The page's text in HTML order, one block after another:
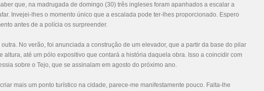
que, na madrugada de domingo (30) três ingleses foram apanhados a escalar a
Invejei-lhes o momento único que a escalada pode ter-lhes proporcionado. Espero
antes de a polícia os surpreender.
No verão, foi anunciada a construção de um elevador, que a partir da base do pilar
altura, até um pólo expositivo que contará a história daquela obra. Isso a coincidir com
sobre o Tejo, que se assinalam em agosto do próximo ano.
mais um ponto turístico na cidade, parece-me manifestamente pouco. Falta-lhe